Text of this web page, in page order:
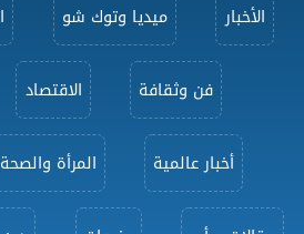
الأخبار ميديا وتوك شو
فن وثقافة الاقتصاد
أخبار عالمية المرأة والصحة